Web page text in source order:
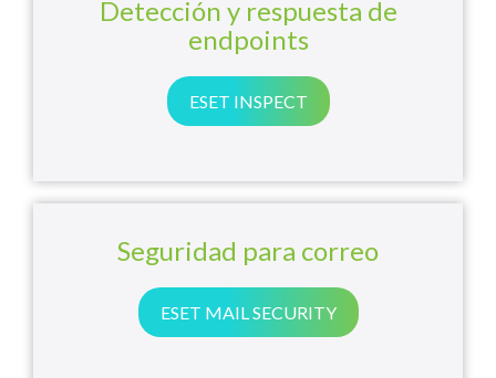
Detección y respuesta de
endpoints
ESET INSPECT
Seguridad para correo
ESET MAIL SECURITY